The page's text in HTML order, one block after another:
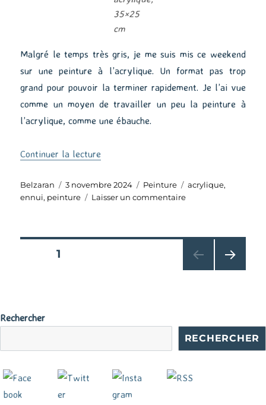
35×25
cm
Malgré le temps très gris, je me suis mis ce weekend
sur une peinture à l’acrylique. Un format pas trop
grand pour pouvoir la terminer rapidement. Je l’ai vue
comme un moyen de travailler un peu la peinture à
l’acrylique, comme une ébauche.
Continuer la lecture
Auteur
Belzaran
Publié
le
3 novembre 2024 Catégories
Peinture Étiquettes
acrylique,
ennui, peinture Laisser un commentairesur
Pagination
publications
PAGE1
Rechercher
RECHERCHER